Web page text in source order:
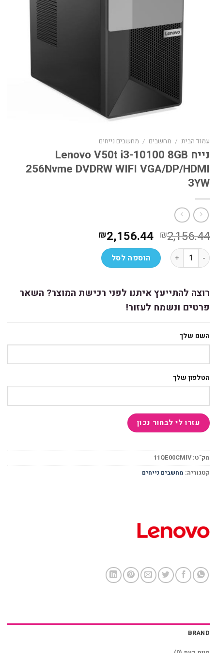
עמוד הבית / מחשבים / מחשבים נייחים
נייח Lenovo V50t i3-10100 8GB
256Nvme DVDRW WIFI VGA/DP/HDMI
3YW
₪2,156.44 המחיר
המקורי
היה:
₪2,156.44.
₪2,156.44 המחיר
הנוכחי
הוא: כמות של נייח Lenovo V50t i3-10100 8GB 256Nvme DVDRW WIFI VGA/DP/HDMI 3YW הוספה לסל
רוצה להתייעץ איתנו לפני רכישת המוצר? השאר
פרטים ונשמח לעזור!
השם שלך
הטלפון שלך
מק"ט:11QE00CMIV
קטגוריה:מחשבים נייחים
BRAND